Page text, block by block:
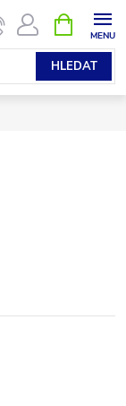
HLEDAT
NÁKUPNÍ
KOŠÍK